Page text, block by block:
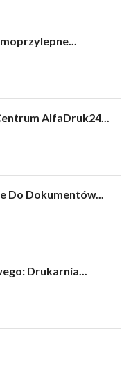
AlfaDruk24...
Do Dokumentów...
Drukarnia...